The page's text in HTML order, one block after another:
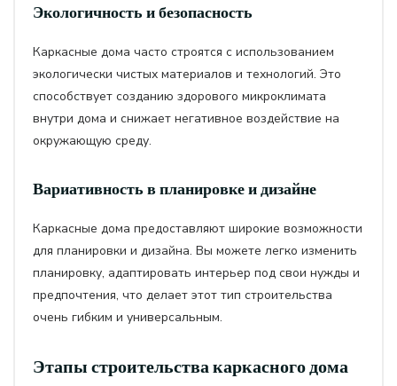
Экологичность и безопасность
Каркасные дома часто строятся с использованием
экологически чистых материалов и технологий. Это
способствует созданию здорового микроклимата
внутри дома и снижает негативное воздействие на
окружающую среду.
Вариативность в планировке и дизайне
Каркасные дома предоставляют широкие возможности
для планировки и дизайна. Вы можете легко изменить
планировку, адаптировать интерьер под свои нужды и
предпочтения, что делает этот тип строительства
очень гибким и универсальным.
Этапы строительства каркасного дома